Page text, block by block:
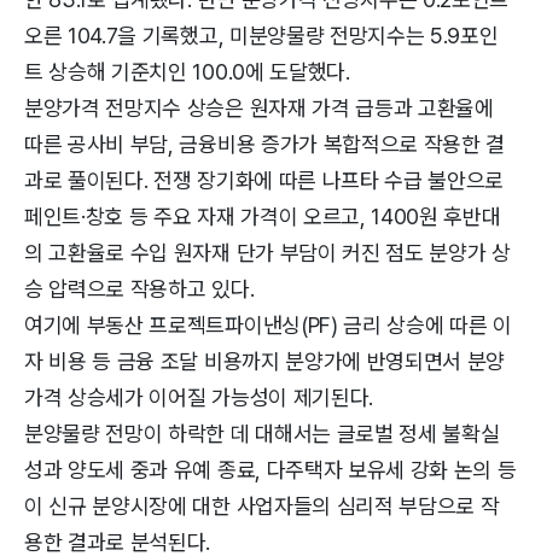
오른 104.7을 기록했고, 미분양물량 전망지수는 5.9포인
트 상승해 기준치인 100.0에 도달했다.
분양가격 전망지수 상승은 원자재 가격 급등과 고환율에
따른 공사비 부담, 금융비용 증가가 복합적으로 작용한 결
과로 풀이된다. 전쟁 장기화에 따른 나프타 수급 불안으로
페인트·창호 등 주요 자재 가격이 오르고, 1400원 후반대
의 고환율로 수입 원자재 단가 부담이 커진 점도 분양가 상
승 압력으로 작용하고 있다.
여기에 부동산 프로젝트파이낸싱(PF) 금리 상승에 따른 이
자 비용 등 금융 조달 비용까지 분양가에 반영되면서 분양
가격 상승세가 이어질 가능성이 제기된다.
분양물량 전망이 하락한 데 대해서는 글로벌 정세 불확실
성과 양도세 중과 유예 종료, 다주택자 보유세 강화 논의 등
이 신규 분양시장에 대한 사업자들의 심리적 부담으로 작
용한 결과로 분석된다.